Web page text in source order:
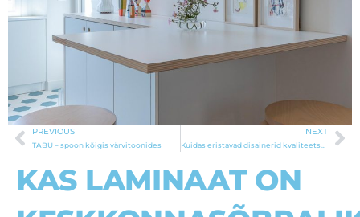
Prev
PREVIOUS
TABU – spoon kõigis värvitoonides
NEXT
Kuidas eristavad disainerid kvaliteetset laminaati keskmisest?
KAS LAMINAAT ON